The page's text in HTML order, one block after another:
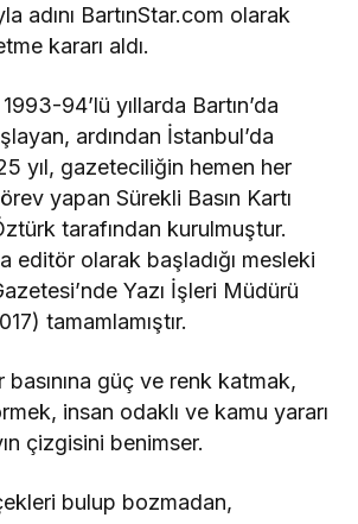
adını BartınStar.com olarak
kararı aldı.
94’lü yıllarda Bartın’da
ardından İstanbul’da
yıl, gazeteciliğin hemen her
yapan Sürekli Basın Kartı
tarafından kurulmuştur.
editör olarak başladığı mesleki
Yazı İşleri Müdürü
tamamlamıştır.
basınına güç ve renk katmak,
insan odaklı ve kamu yararı
çizgisini benimser.
bulup bozmadan,